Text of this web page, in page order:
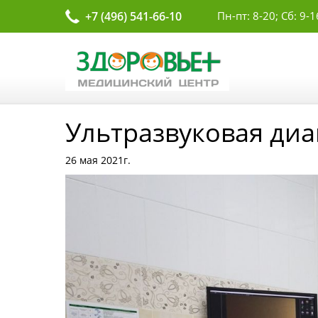
+7 (496) 541-66-10 Пн-пт: 8-20; Сб: 9-
Ультразвуковая
26 мая 2021г.